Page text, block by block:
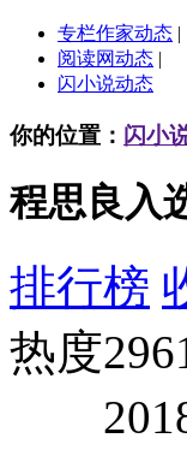
专栏作家动态 |
阅读网动态 |
闪小说动态
你的位置： 闪小
程思良入
排行榜
热度
2018